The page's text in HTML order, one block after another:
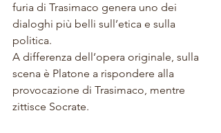
furia di Trasimaco genera uno dei
dialoghi più belli sull’etica e sulla
politica.
A differenza dell’opera originale, sulla
scena è Platone a rispondere alla
provocazione di Trasimaco, mentre
zittisce Socrate.